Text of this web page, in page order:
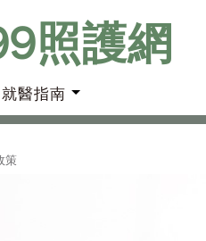
照護網
就醫指南
策